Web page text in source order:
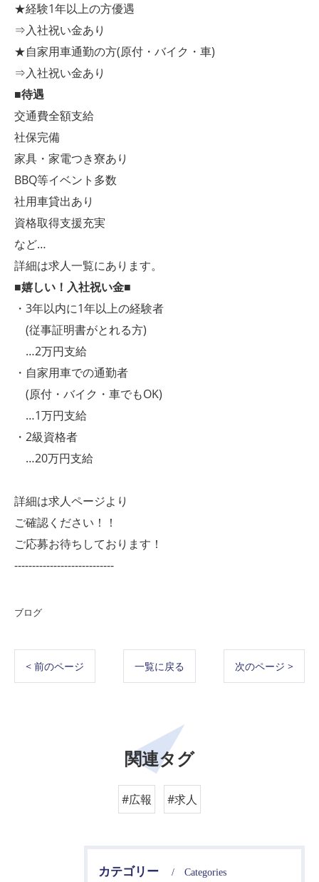
★経験1年以上の方優遇
⇒入社祝い金あり
★自家用車通勤の方(原付・バイク・車)
⇒入社祝い金あり
■待遇
交通費全額支給
社保完備
家具・家電つき寮あり
BBQ等イベント多数
社用車貸出あり
資格取得支援充実
など…
詳細は求人一覧にあります。
■嬉しい！入社祝い金■
・3年以内に1年以上の経験者
(従事証明書がとれる方)
…2万円支給
・自家用車での通勤者
(原付・バイク・車でもOK)
…1万円支給
・2級資格者
…20万円支給
詳細は求人ページより
ご確認ください！！
ご応募お待ちしております！
----------------------------
ブログ
< 前のページ 一覧に戻る 次のページ >
関連タグ
#広報 #求人
カテゴリー Categories